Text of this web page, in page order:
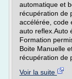
automatique et
récupération de
accélérée, code
auto reflex.Auto
Formation
Boite Manuelle
récupération de
Voir la suite